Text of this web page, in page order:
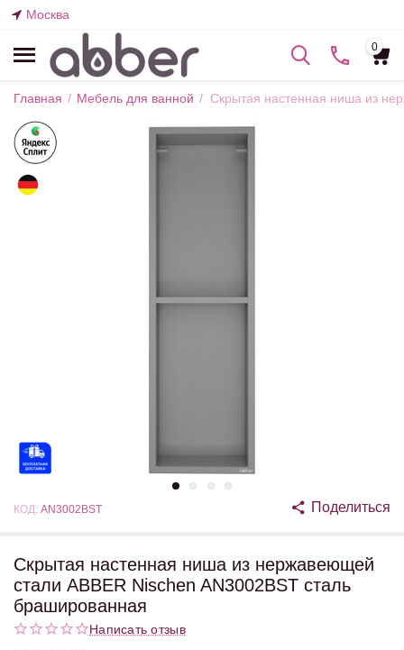
Москва
0
Главная / Мебель для ванной / Скрытая настенная ниша из
КОД: AN3002BST Поделиться
Скрытая настенная ниша из нержавеющей
стали ABBER Nischen AN3002BST сталь
брашированная
Написать отзыв